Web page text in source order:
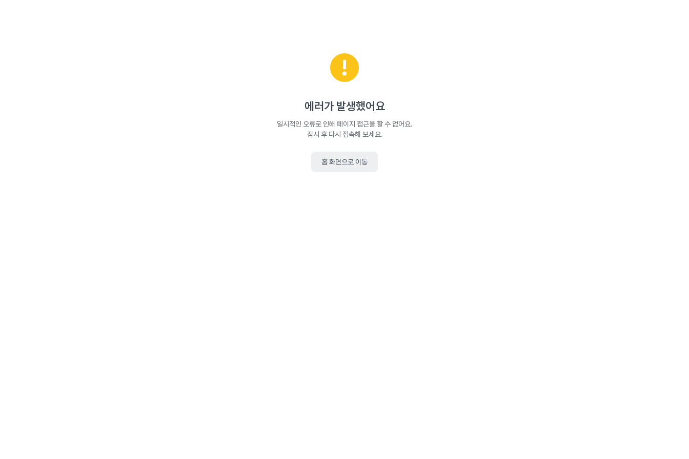
에러가 발생했어요
일시적인 오류로 인해 페이지 접근을 할 수 없어요.
잠시 후 다시 접속해 보세요.
홈 화면으로 이동